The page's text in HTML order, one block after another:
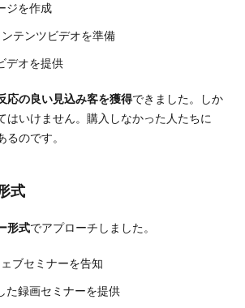
ジを作成
テンツビデオを準備
デオを提供
応の良い見込み客を獲得できました。しか
はいけません。購入しなかった人たちに
のです。
式
形式でアプローチしました。
ブセミナーを告知
た録画セミナーを提供